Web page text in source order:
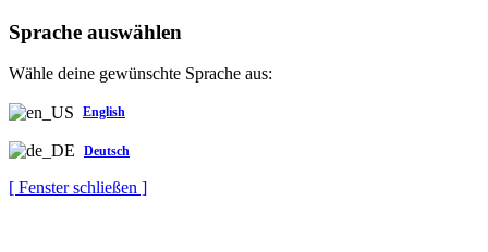
Sprache auswählen
Wähle deine gewünschte Sprache aus:
English
Deutsch
[ Fenster schließen ]